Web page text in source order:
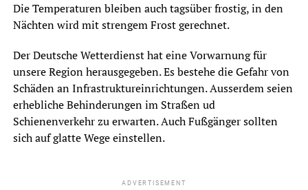
Die Temperaturen bleiben auch tagsüber frostig, in den
Nächten wird mit strengem Frost gerechnet.
Der Deutsche Wetterdienst hat eine Vorwarnung für
unsere Region herausgegeben. Es bestehe die Gefahr von
Schäden an Infrastruktureinrichtungen. Ausserdem seien
erhebliche Behinderungen im Straßen ud
Schienenverkehr zu erwarten. Auch Fußgänger sollten
sich auf glatte Wege einstellen.
ADVERTISEMENT